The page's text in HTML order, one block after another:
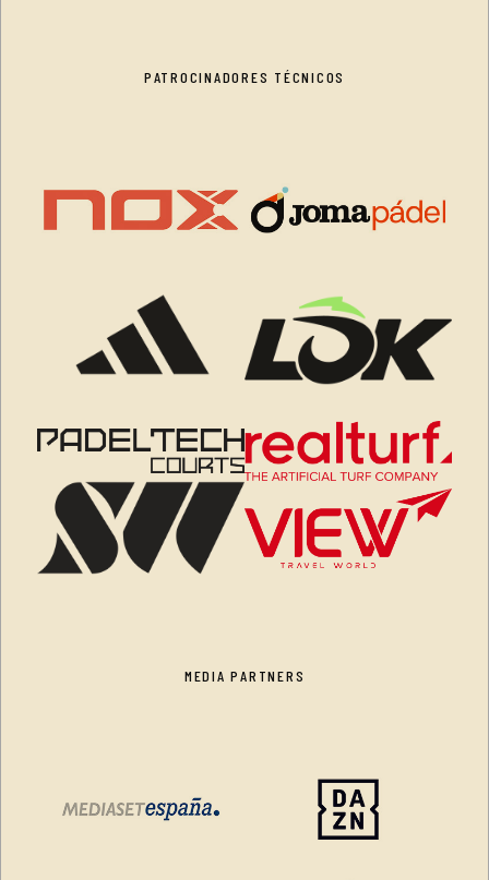
PATROCINADORES TÉCNICOS
MEDIA PARTNERS